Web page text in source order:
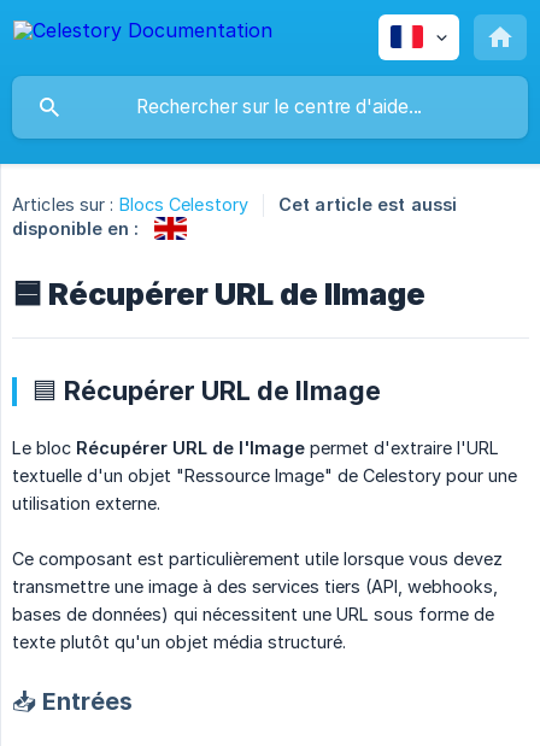
Articles sur : Blocs Celestory
Cet article est aussi
disponible en :
🟦 Récupérer URL de lImage
🟦 Récupérer URL de lImage
Le bloc Récupérer URL de l'Image permet d'extraire l'URL
textuelle d'un objet "Ressource Image" de Celestory pour une
utilisation externe.
Ce composant est particulièrement utile lorsque vous devez
transmettre une image à des services tiers (API, webhooks,
bases de données) qui nécessitent une URL sous forme de
texte plutôt qu'un objet média structuré.
📥 Entrées